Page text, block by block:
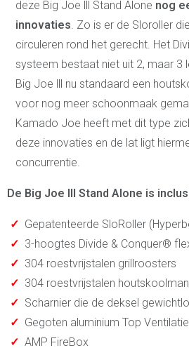
deze Big Joe lll Stand Alone nog
innovaties. Zo is er de Sloroller
circuleren rond het gerecht. Het
systeem bestaat niet uit 2, maar 3
Big Joe lll nu standaard een
voor nog meer schoonmaak
Kamado Joe heeft met dit type
deze innovaties en de lat ligt
concurrentie.
De Big Joe lll Stand Alone is
✓ Gepatenteerde SloRoller
✓ 3-hoogtes Divide & Conquer®
✓ 304 roestvrijstalen grillroosters
✓ 304 roestvrijstalen
✓ Scharnier die de deksel
✓ Gegoten aluminium Top Ventilatie
✓AMP FireBox